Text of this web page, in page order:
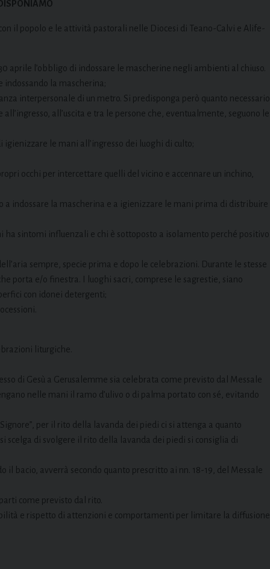
il popolo e le attività pastorali nelle Diocesi di Teano-Calvi e Alife-
aprile l’obbligo di indossare le mascherine negli ambienti al chiuso.
indossando la mascherina;
interpersonale di un metro. Si predisponga però quanto necessario
all’uscita e tra le persone che, eventualmente, seguono le
igienizzare le mani all’ingresso dei luoghi di culto;
occhi per intercettare quelli del vicino e accennare un inchino,
a indossare la mascherina e a igienizzare le mani prima di distribuire
ha sintomi influenzali e chi è sottoposto a isolamento perché positivo
sempre, specie prima e dopo le celebrazioni. Durante le stesse
porta e/o finestra. I luoghi sacri, comprese le sagrestie, siano
con idonei detergenti;
liturgiche.
di Gesù a Gerusalemme sia celebrata come previsto dal Messale
nelle mani il ramo d’ulivo o di palma portato con sé, evitando
per il rito della lavanda dei piedi ci si attenga a quanto
scelga di svolgere il rito della lavanda dei piedi si consiglia di
il bacio, avverrà secondo quanto prescritto ai nn. 18-19, del Messale
come previsto dal rito.
e rispetto di attenzioni e comportamenti per limitare la diffusione